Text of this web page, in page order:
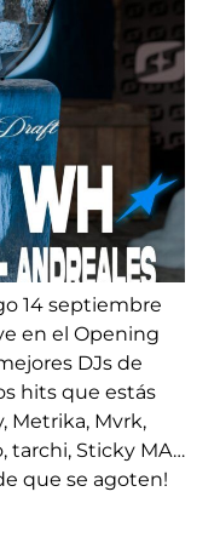
14 septiembre
en el Opening
DJs de
hits que estás
Metrika, Mvrk,
tarchi, Sticky MA…
que se agoten!